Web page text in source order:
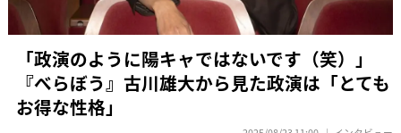
「政演のように陽キャではないです（笑）」
『べらぼう』古川雄大から見た政演は「とても
お得な性格」